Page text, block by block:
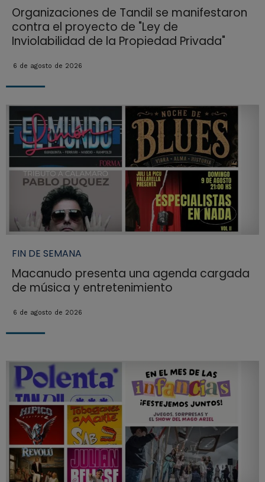
Organizaciones de Tandil se manifestaron
contra el proyecto de "Ley de
Inviolabilidad de la Propiedad Privada"
6 de agosto de 2026
FIN DE SEMANA
Macanudo presenta una agenda cargada
de música y entretenimiento
6 de agosto de 2026